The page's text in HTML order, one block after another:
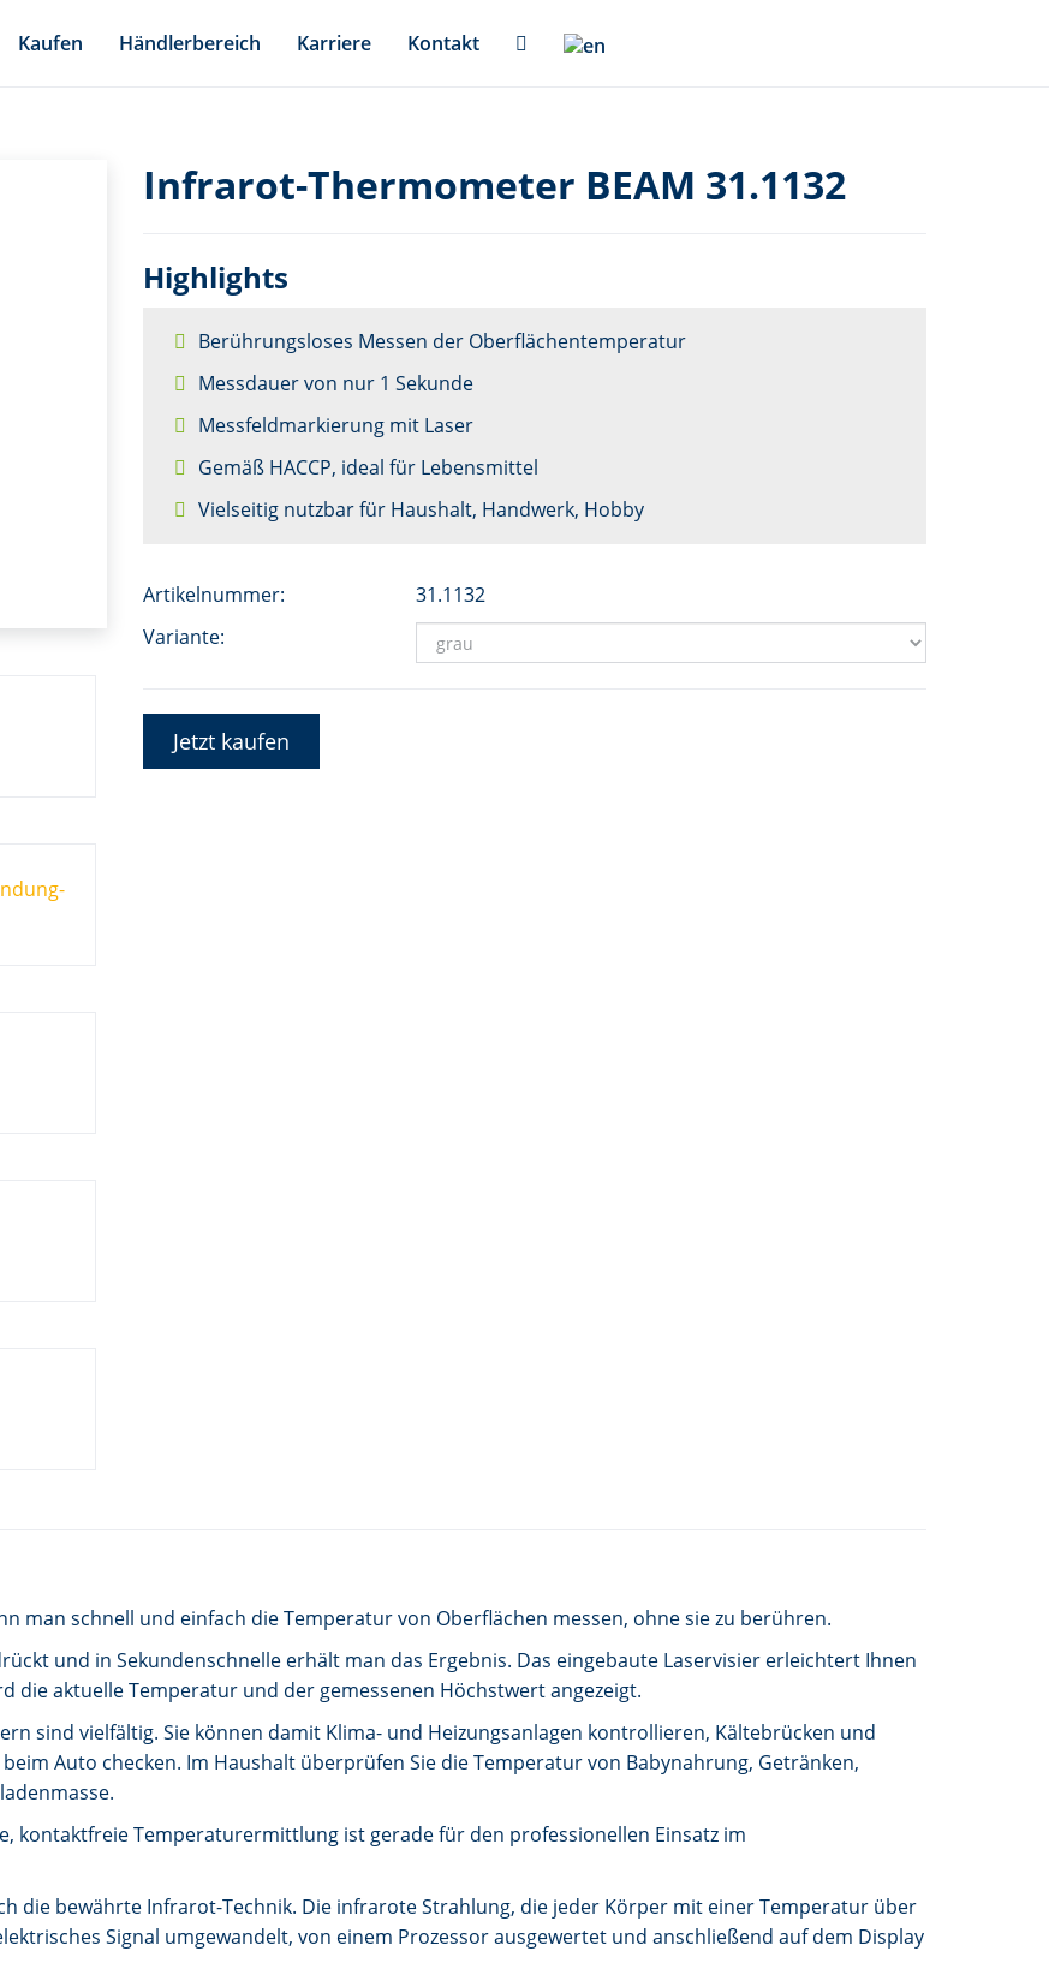
Kaufen Händlerbereich Karriere Kontakt
Infrarot-Thermometer BEAM 31.1132
Highlights
Berührungsloses Messen der Oberflächentemperatur
Messdauer von nur 1 Sekunde
Messfeldmarkierung mit Laser
Gemäß HACCP, ideal für Lebensmittel
Vielseitig nutzbar für Haushalt, Handwerk, Hobby
Artikelnummer:
31.1132
Variante:
Jetzt kaufen
man schnell und einfach die Temperatur von Oberflächen messen, ohne sie zu berühren.
und in Sekundenschnelle erhält man das Ergebnis. Das eingebaute Laservisier erleichtert Ihnen
die aktuelle Temperatur und der gemessenen Höchstwert angezeigt.
sind vielfältig. Sie können damit Klima- und Heizungsanlagen kontrollieren, Kältebrücken und
Auto checken. Im Haushalt überprüfen Sie die Temperatur von Babynahrung, Getränken,
kontaktfreie Temperaturermittlung ist gerade für den professionellen Einsatz im
die bewährte Infrarot-Technik. Die infrarote Strahlung, die jeder Körper mit einer Temperatur über
Signal umgewandelt, von einem Prozessor ausgewertet und anschließend auf dem Display